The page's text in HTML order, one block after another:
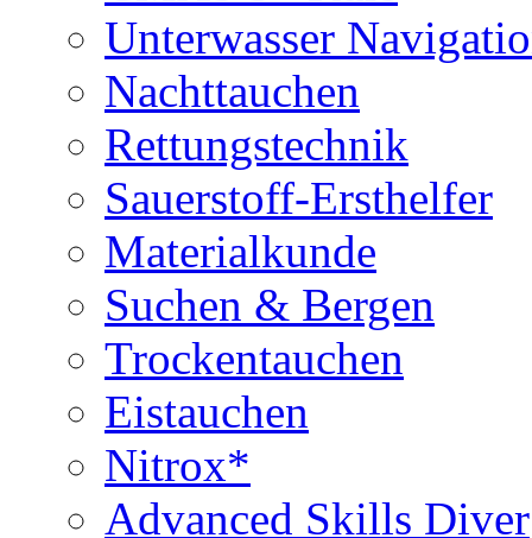
Unterwasser
Nachttauchen
Rettungstechnik
Sauerstoff-Ersthelfer
Materialkunde
Suchen & Bergen
Trockentauchen
Eistauchen
Nitrox*
Advanced Skills Diver